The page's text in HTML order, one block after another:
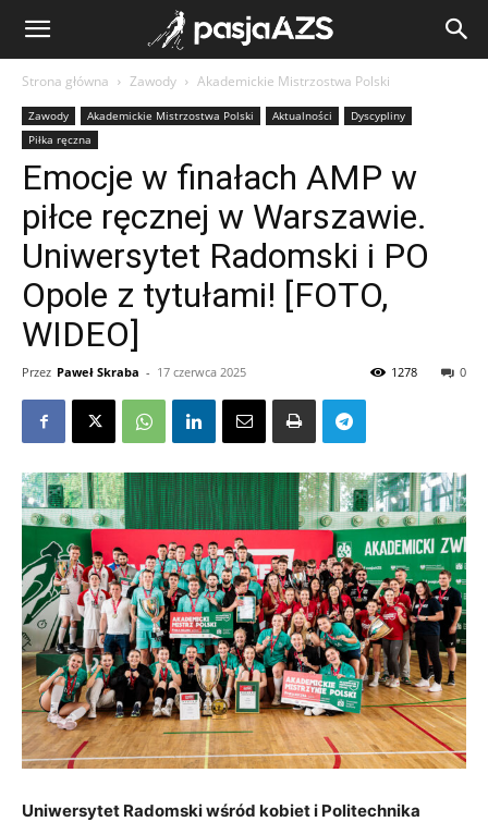
Strona główna Zawody Akademickie Mistrzostwa Polski
Zawody Akademickie Mistrzostwa Polski Aktualności
Dyscypliny
Piłka ręczna
Emocje w finałach AMP w
piłce ręcznej w Warszawie.
Uniwersytet Radomski i PO
Opole z tytułami! [FOTO,
WIDEO]
Przez Paweł Skraba - 17 czerwca 2025 0
1278
Uniwersytet Radomski wśród kobiet i Politechnika